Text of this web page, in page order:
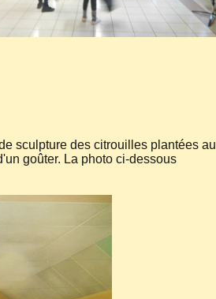
sculpture des citrouilles plantées au
goûter. La photo ci-dessous